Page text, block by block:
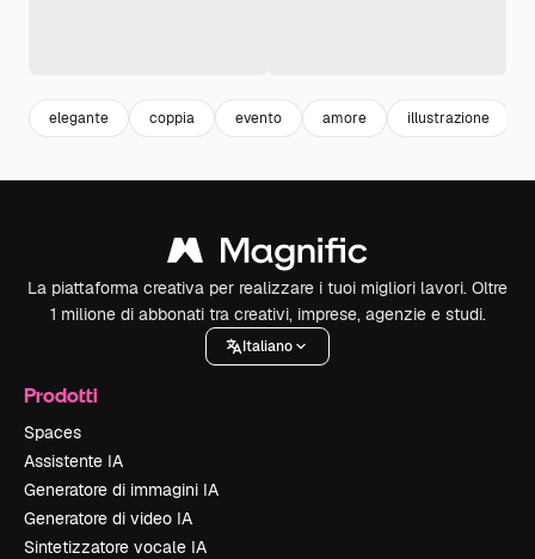
elegante coppia evento amore illustrazione
La piattaforma creativa per realizzare i tuoi migliori lavori. Oltre
1 milione di abbonati tra creativi, imprese, agenzie e studi.
Italiano
Prodotti
Spaces
Assistente IA
Generatore di immagini IA
Generatore di video IA
Sintetizzatore vocale IA